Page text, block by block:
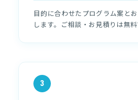
目的に合わせたプログラム案と
します。ご相談・お見積りは無料
3